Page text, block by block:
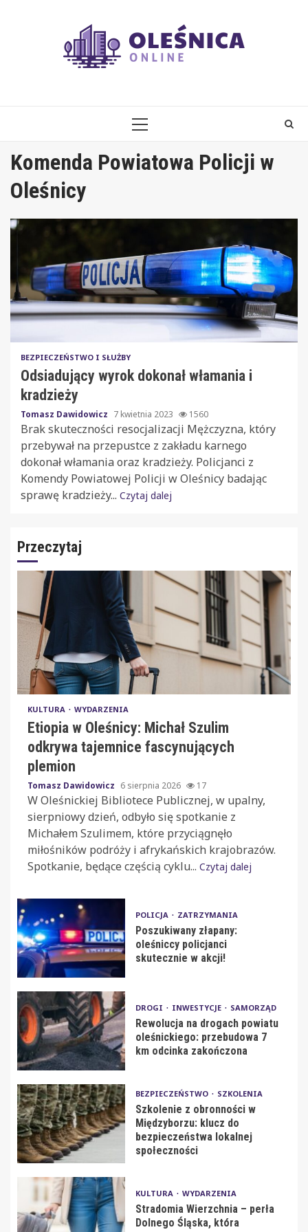
PRIMARY
Komenda Powiatowa Policji w
Oleśnicy
BEZPIECZEŃSTWO I SŁUŻBY
Odsiadujący wyrok dokonał włamania i
kradzieży
Tomasz Dawidowicz 7 kwietnia 2023 1560
Brak skuteczności resocjalizacji Mężczyzna, który
przebywał na przepustce z zakładu karnego
dokonał włamania oraz kradzieży. Policjanci z
Komendy Powiatowej Policji w Oleśnicy badając
sprawę kradzieży... Czytaj dalej
Przeczytaj
KULTURA WYDARZENIA
Etiopia w Oleśnicy: Michał Szulim
odkrywa tajemnice fascynujących
plemion
Tomasz Dawidowicz 6 sierpnia 2026 17
W Oleśnickiej Bibliotece Publicznej, w upalny,
sierpniowy dzień, odbyło się spotkanie z
Michałem Szulimem, które przyciągnęło
miłośników podróży i afrykańskich krajobrazów.
Spotkanie, będące częścią cyklu... Czytaj dalej
POLICJA ZATRZYMANIA
Poszukiwany złapany:
oleśniccy policjanci
skutecznie w akcji!
DROGI INWESTYCJE SAMORZĄD
Rewolucja na drogach powiatu
oleśnickiego: przebudowa 7
km odcinka zakończona
BEZPIECZEŃSTWO SZKOLENIA
Szkolenie z obronności w
Międzyborzu: klucz do
bezpieczeństwa lokalnej
społeczności
KULTURA WYDARZENIA
Stradomia Wierzchnia – perła
Dolnego Śląska, która